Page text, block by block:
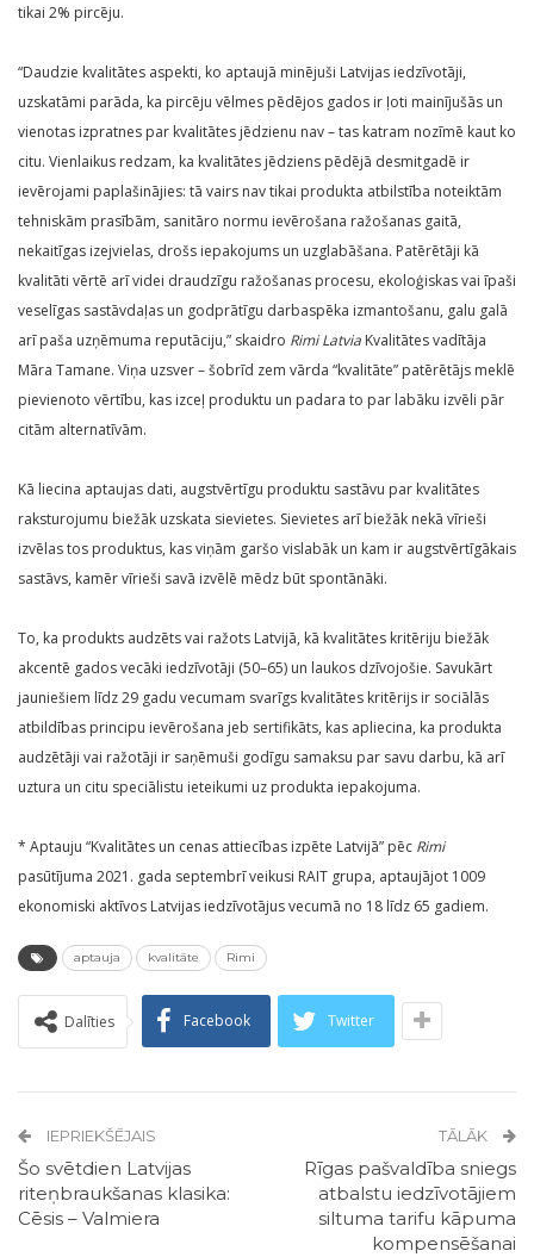
tikai 2% pircēju.
“Daudzie kvalitātes aspekti, ko aptaujā minējuši Latvijas iedzīvotāji,
uzskatāmi parāda, ka pircēju vēlmes pēdējos gados ir ļoti mainījušās un
vienotas izpratnes par kvalitātes jēdzienu nav – tas katram nozīmē kaut ko
citu. Vienlaikus redzam, ka kvalitātes jēdziens pēdējā desmitgadē ir
ievērojami paplašinājies: tā vairs nav tikai produkta atbilstība noteiktām
tehniskām prasībām, sanitāro normu ievērošana ražošanas gaitā,
nekaitīgas izejvielas, drošs iepakojums un uzglabāšana. Patērētāji kā
kvalitāti vērtē arī videi draudzīgu ražošanas procesu, ekoloģiskas vai īpaši
veselīgas sastāvdaļas un godprātīgu darbaspēka izmantošanu, galu galā
arī paša uzņēmuma reputāciju,” skaidro Rimi Latvia Kvalitātes vadītāja
Māra Tamane. Viņa uzsver – šobrīd zem vārda “kvalitāte” patērētājs meklē
pievienoto vērtību, kas izceļ produktu un padara to par labāku izvēli pār
citām alternatīvām.
Kā liecina aptaujas dati, augstvērtīgu produktu sastāvu par kvalitātes
raksturojumu biežāk uzskata sievietes. Sievietes arī biežāk nekā vīrieši
izvēlas tos produktus, kas viņām garšo vislabāk un kam ir augstvērtīgākais
sastāvs, kamēr vīrieši savā izvēlē mēdz būt spontānāki.
To, ka produkts audzēts vai ražots Latvijā, kā kvalitātes kritēriju biežāk
akcentē gados vecāki iedzīvotāji (50–65) un laukos dzīvojošie. Savukārt
jauniešiem līdz 29 gadu vecumam svarīgs kvalitātes kritērijs ir sociālās
atbildības principu ievērošana jeb sertifikāts, kas apliecina, ka produkta
audzētāji vai ražotāji ir saņēmuši godīgu samaksu par savu darbu, kā arī
uztura un citu speciālistu ieteikumi uz produkta iepakojuma.
* Aptauju “Kvalitātes un cenas attiecības izpēte Latvijā” pēc Rimi
pasūtījuma 2021. gada septembrī veikusi RAIT grupa, aptaujājot 1009
ekonomiski aktīvos Latvijas iedzīvotājus vecumā no 18 līdz 65 gadiem.
aptauja kvalitāte Rimi
Dalīties Facebook Twitter
IEPRIEKŠĒJAIS
Šo svētdien Latvijas
riteņbraukšanas klasika:
Cēsis – Valmiera
TĀLĀK
Rīgas pašvaldība sniegs
atbalstu iedzīvotājiem
siltuma tarifu kāpuma
kompensēšanai